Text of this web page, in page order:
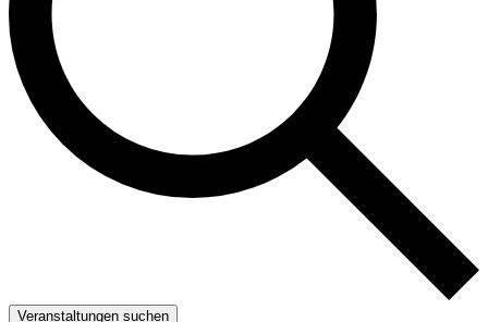
Veranstaltungen suchen